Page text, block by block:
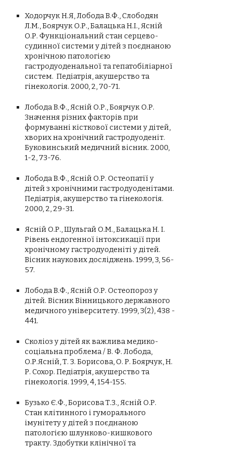
Ходорчук Н.Я, Лобода В.Ф., Слободян
Л.М., Боярчук О.Р., Балацька Н.І., Ясній
О.Р. Функціональний стан серцево-
судинної системи у дітей з поєднаною
хронічною патологією
гастродуоденальної та гепатобіліарної
систем. Педіатрія, акушерство та
гінекологія. 2000, 2, 70-71.
Лобода В.Ф., Ясній О.Р., Боярчук О.Р.
Значення різних факторів при
формуванні кісткової системи у дітей,
хворих на хронічний гастродуоденіт.
Буковинський медичний вісник. 2000,
1-2, 73-76.
Лобода В.Ф., Ясній О.Р. Остеопатії у
дітей з хронічними гастродуоденітами.
Педіатрія, акушерство та гінекологія.
2000, 2, 29-31.
Ясній О.Р., Шульгай О.М., Балацька Н. І.
Рівень ендогенної інтоксикації при
хронічному гастродуоденіті у дітей.
Вісник наукових досліджень. 1999, 3, 56-
57.
Лобода В.Ф., Ясній О.Р. Остеопороз у
дітей. Вісник Вінницького державного
медичного університету. 1999, 3(2), 438 -
441.
Сколіоз у дітей як важлива медико-
соціальна проблема / В. Ф. Лобода,
О.Р.Ясній, Т. З. Борисова, О. Р. Боярчук, Н.
Р. Сохор. Педіатрія, акушерство та
гінекологія. 1999, 4, 154-155.
Бузько Є.Ф., Борисова Т.З., Ясній О.Р.
Стан клітинного і гуморального
імунітету у дітей з поєднаною
патологією шлунково-кишкового
тракту. Здобутки клінічної та